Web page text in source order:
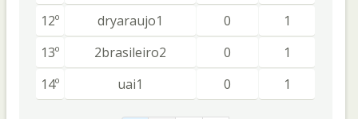
12º
dryaraujo1 0
1
13º
2brasileiro2 0
1
14º
uai1 0 1